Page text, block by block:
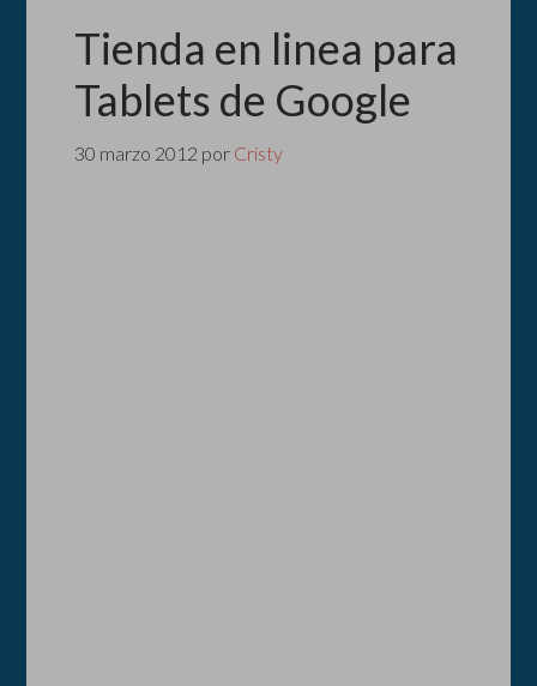
Tienda en linea para
Tablets de Google
30 marzo 2012 por Cristy